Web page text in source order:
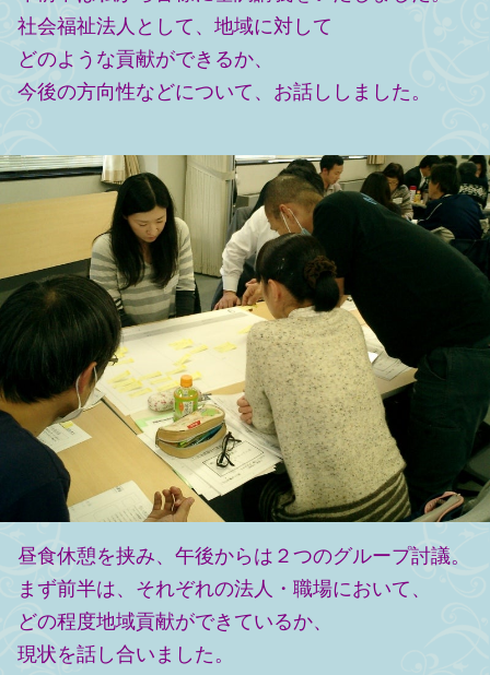
社会福祉法人として、地域に対して
どのような貢献ができるか、
今後の方向性などについて、お話ししました。
昼食休憩を挟み、午後からは２つのグループ討議。
まず前半は、それぞれの法人・職場において、
どの程度地域貢献ができているか、
現状を話し合いました。